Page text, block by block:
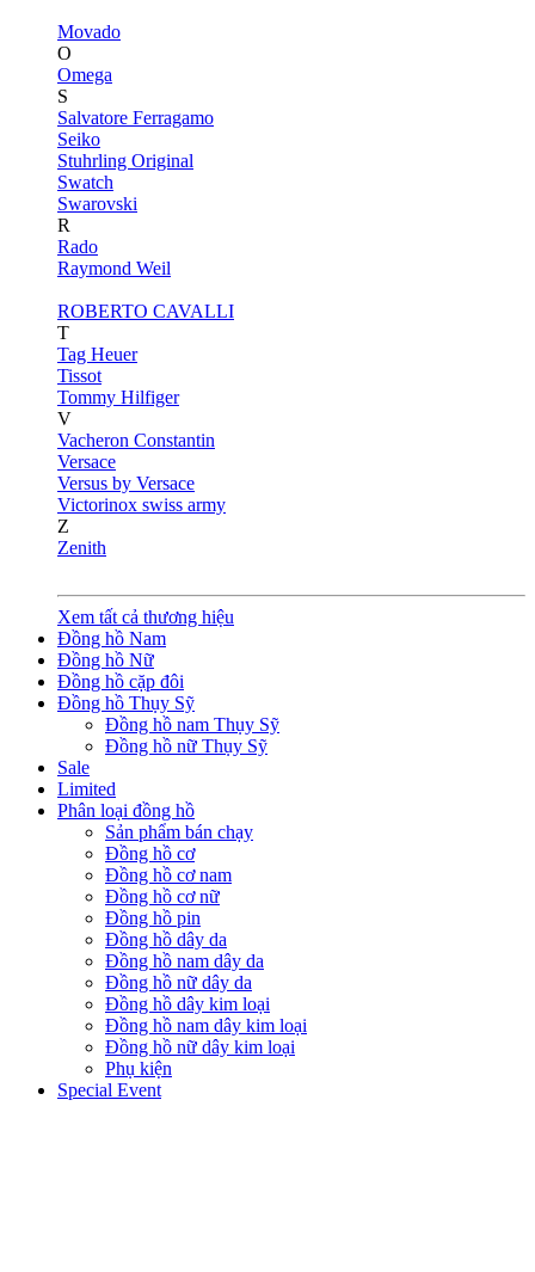
Movado
O
Omega
S
Salvatore Ferragamo
Seiko
Stuhrling Original
Swatch
Swarovski
R
Rado
Raymond Weil
ROBERTO CAVALLI
T
Tag Heuer
Tissot
Tommy Hilfiger
V
Vacheron Constantin
Versace
Versus by Versace
Victorinox swiss army
Z
Zenith
Xem tất cả thương hiệu
Đồng hồ Nam
Đồng hồ Nữ
Đồng hồ cặp đôi
Đồng hồ Thụy Sỹ
Đồng hồ nam Thụy Sỹ
Đồng hồ nữ Thụy Sỹ
Sale
Limited
Phân loại đồng hồ
Sản phẩm bán chạy
Đồng hồ cơ
Đồng hồ cơ nam
Đồng hồ cơ nữ
Đồng hồ pin
Đồng hồ dây da
Đồng hồ nam dây da
Đồng hồ nữ dây da
Đồng hồ dây kim loại
Đồng hồ nam dây kim loại
Đồng hồ nữ dây kim loại
Phụ kiện
Special Event